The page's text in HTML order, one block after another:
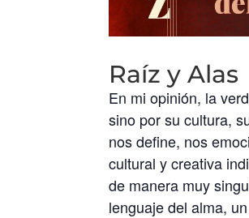
Raíz y Alas
En mi opinión, la
sino por su cultura,
nos define, nos
cultural y creativa
de manera muy
lenguaje del alma,